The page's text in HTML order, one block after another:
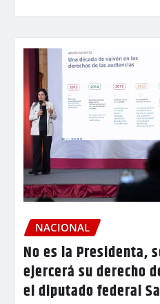
NACIONAL
No es la Presidenta,
ejercerá su derecho
el diputado federal